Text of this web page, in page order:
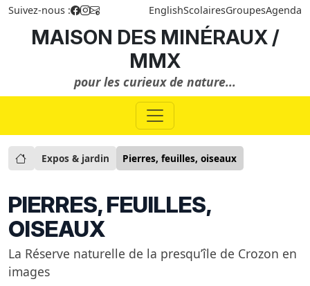
Suivez-nous : EnglishScolairesGroupesAgenda
MAISON DES MINÉRAUX /
MMX
pour les curieux de nature...
Expos & jardin Pierres, feuilles, oiseaux
PIERRES, FEUILLES,
OISEAUX
La Réserve naturelle de la presqu’île de Crozon en
images